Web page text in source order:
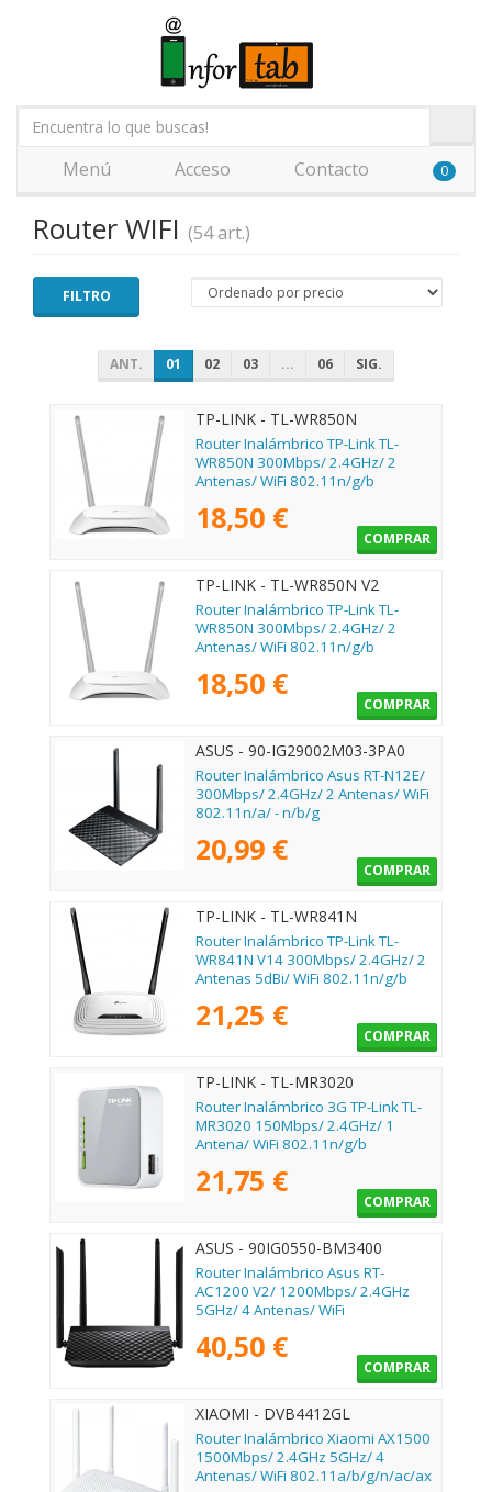
Menú Acceso Contacto 0
Router WIFI (54 art.)
FILTRO
ANT. 01 02 03 ... 06 SIG.
TP-LINK - TL-WR850N
Router Inalámbrico TP-Link TL-
WR850N 300Mbps/ 2.4GHz/ 2
Antenas/ WiFi 802.11n/g/b
18,50 €
COMPRAR
TP-LINK - TL-WR850N V2
Router Inalámbrico TP-Link TL-
WR850N 300Mbps/ 2.4GHz/ 2
Antenas/ WiFi 802.11n/g/b
18,50 €
COMPRAR
ASUS - 90-IG29002M03-3PA0
Router Inalámbrico Asus RT-N12E/
300Mbps/ 2.4GHz/ 2 Antenas/ WiFi
802.11n/a/ - n/b/g
20,99 €
COMPRAR
TP-LINK - TL-WR841N
Router Inalámbrico TP-Link TL-
WR841N V14 300Mbps/ 2.4GHz/ 2
Antenas 5dBi/ WiFi 802.11n/g/b
21,25 €
COMPRAR
TP-LINK - TL-MR3020
Router Inalámbrico 3G TP-Link TL-
MR3020 150Mbps/ 2.4GHz/ 1
Antena/ WiFi 802.11n/g/b
21,75 €
COMPRAR
ASUS - 90IG0550-BM3400
Router Inalámbrico Asus RT-
AC1200 V2/ 1200Mbps/ 2.4GHz
5GHz/ 4 Antenas/ WiFi
40,50 €
COMPRAR
XIAOMI - DVB4412GL
Router Inalámbrico Xiaomi AX1500
1500Mbps/ 2.4GHz 5GHz/ 4
Antenas/ WiFi 802.11a/b/g/n/ac/ax